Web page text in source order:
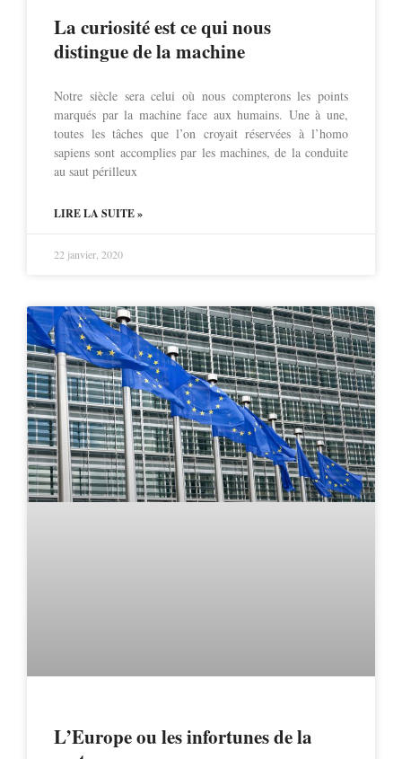
La curiosité est ce qui nous
distingue de la machine
Notre siècle sera celui où nous compterons les points
marqués par la machine face aux humains. Une à une,
toutes les tâches que l’on croyait réservées à l’homo
sapiens sont accomplies par les machines, de la conduite
au saut périlleux
LIRE LA SUITE »
22 janvier, 2020
L’Europe ou les infortunes de la